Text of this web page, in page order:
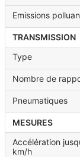
Emissions
TRANSMISSION
Type
Nombre de
Pneumatiques
MESURES
Accélération
km/h